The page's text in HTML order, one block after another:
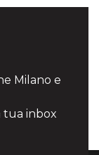
Milano e
tua inbox